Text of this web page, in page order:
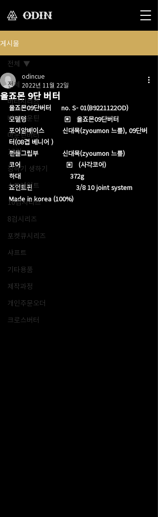
게시물
전체
버터시리즈
버터마운틴
마운틴버터
12검
장하기 생하기
스트레이트
10검시리즈
8검시리즈
포켓큐시리즈
샤프트
기타용품
제작과정
개인주문오더
크로스버터
전체
올죠몬 9단 버터
odincue
2022년 11월 22일
올죠몬09단버터     no. S- 01(B9221122OD)
모델명                   ▣   올죠몬09단버터
포어암베이스         신대목(zyoumon 느릎), 09단버
터(08겹 베니어 )
핸들그립부            신대목(zyoumon 느릎)
코어                       ▣   (사각코어)
하대                         372g​
죠인트핀                      3/8 10 joint system
Made in korea (100%)